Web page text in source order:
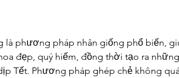
là phương pháp nhân giống phổ biến,
đẹp, quý hiếm, đồng thời tạo ra
Tết. Phương pháp ghép chẻ không